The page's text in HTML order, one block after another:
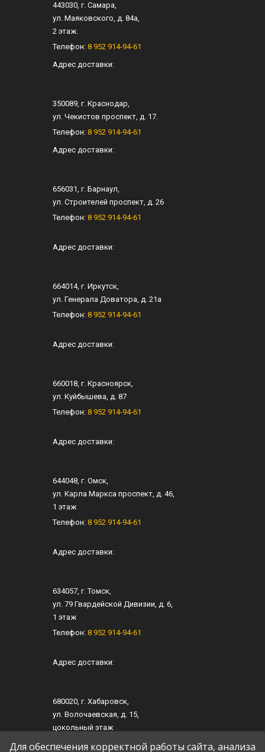
443030, г. Самара,
ул. Маяковского, д. 84а,
2 этаж.
Телефон: 8 952 914-94-61
Адрес доставки:
350089, г. Краснодар,
ул. Чекистов проспект, д. 17.
Телефон: 8 952 914-94-61
Адрес доставки:
656031, г. Барнаул,
ул. Строителей проспект, д. 26
Телефон: 8 952 914-94-61
Адрес доставки:
664014, г. Иркутск,
ул. Генерала Доватора, д. 21а
Телефон: 8 952 914-94-61
Адрес доставки:
660018, г. Красноярск,
ул. Куйбышева, д. 87
Телефон: 8 952 914-94-61
Адрес доставки:
644048, г. Омск,
ул. Карла Маркса проспект, д. 46,
1 этаж
Телефон: 8 952 914-94-61
Адрес доставки:
634057, г.Томск,
ул. 79 Гвардейской Дивизии, д. 6​,
1 этаж
Телефон: 8 952 914-94-61
Адрес доставки:
680020, г. Хабаровск,
ул. ​Волочаевская, д. 15,​
цокольный этаж
Телефон: 8 952 914-94-61
Для обеспечения корректной работы сайта, анализа